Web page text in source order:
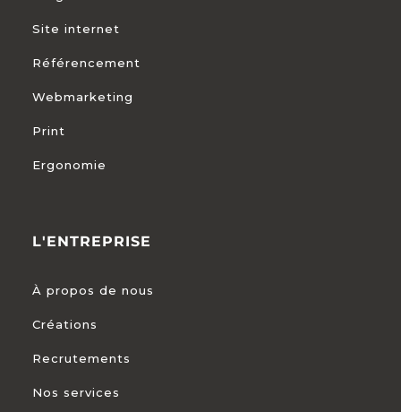
Site internet
Référencement
Webmarketing
Print
Ergonomie
L'ENTREPRISE
À propos de nous
Créations
Recrutements
Nos services